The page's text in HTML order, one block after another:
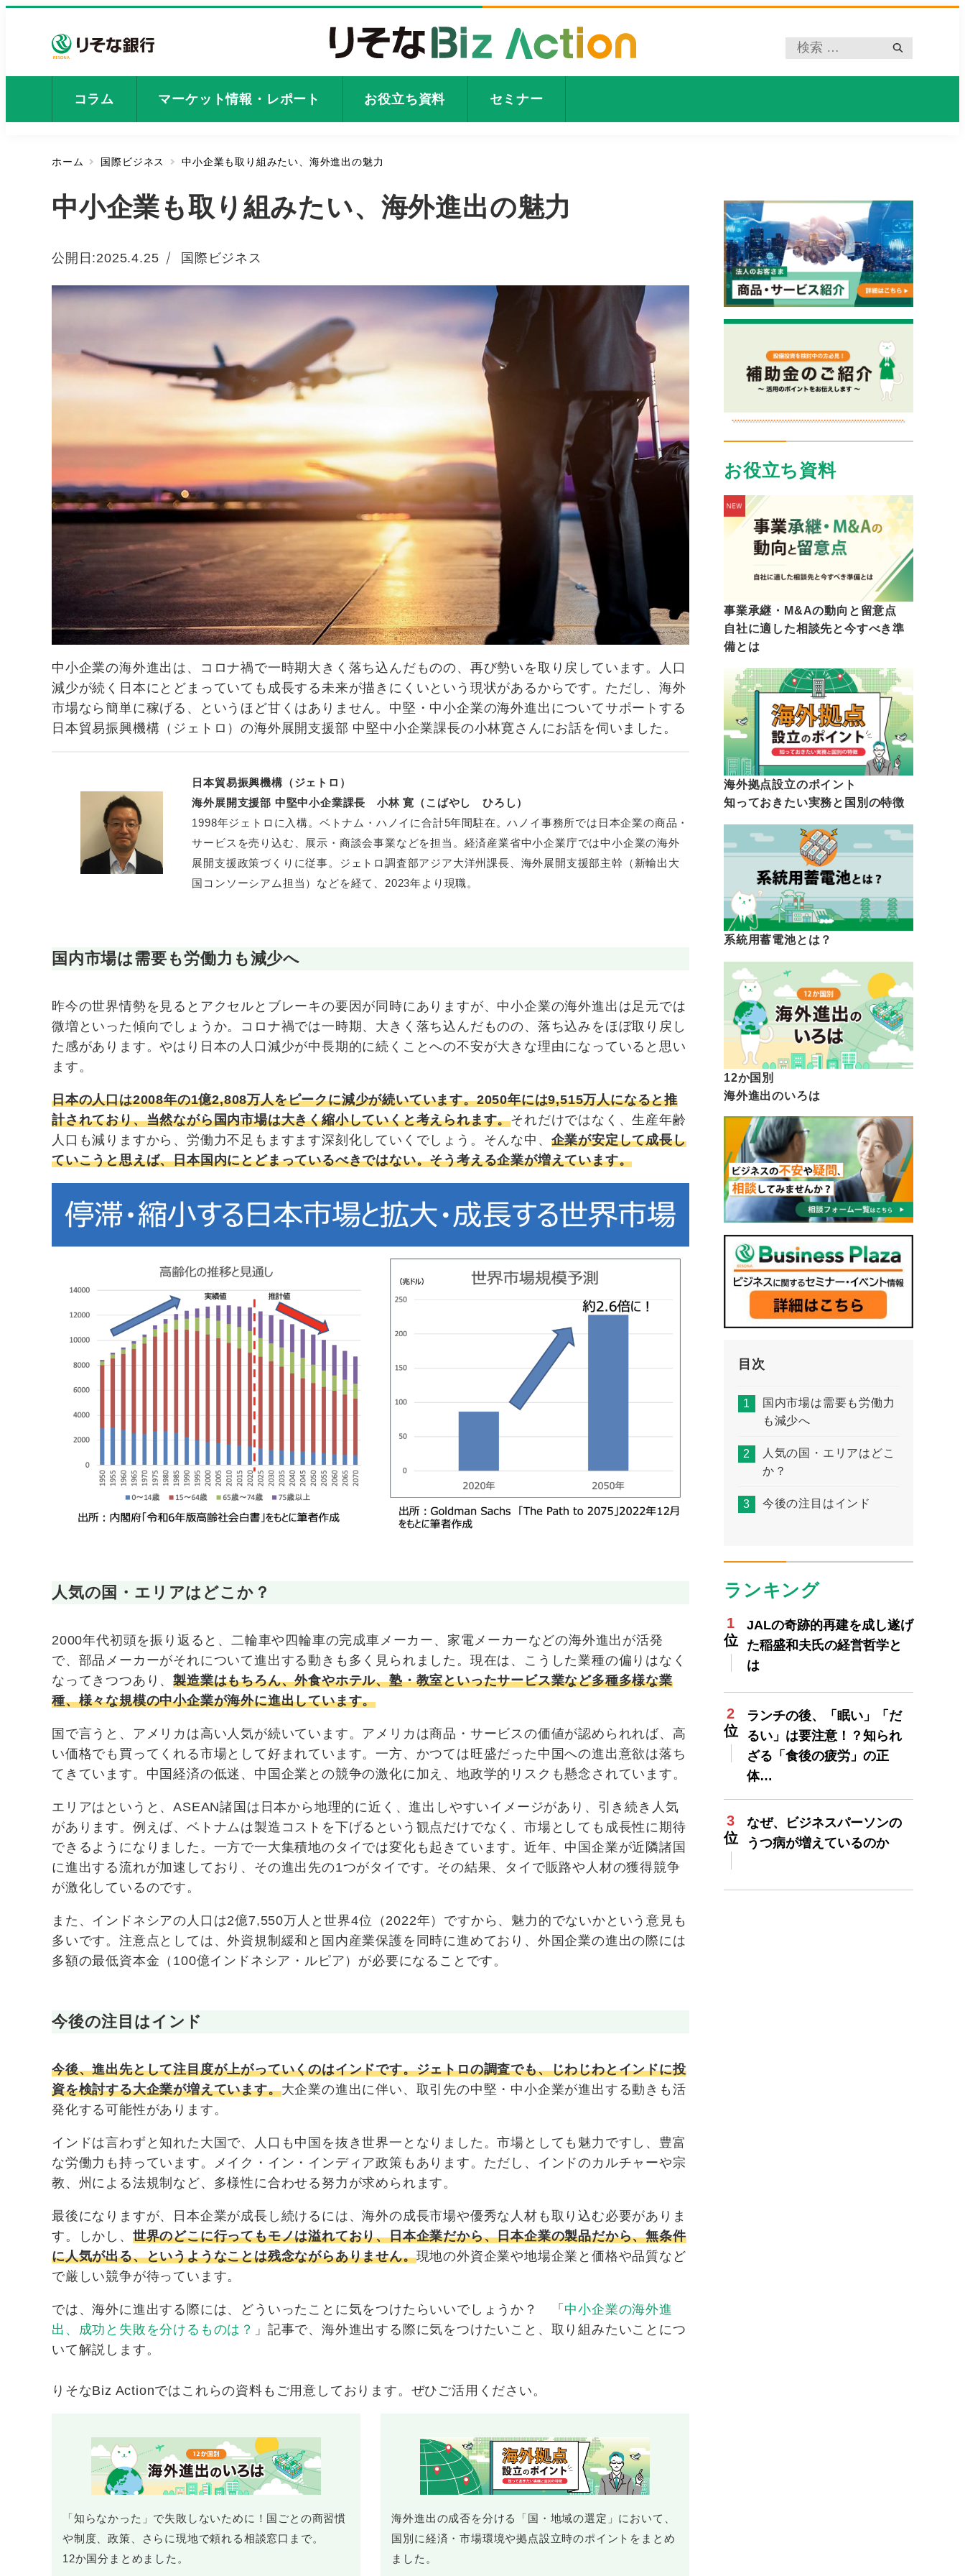
コ
プ
ホ
コラム マーケット情報・レポート お役立ち資料 セミナー
ホーム 国際ビジネス 中小企業も取り組みたい、海外進出の魅力
中小企業も取り組みたい、海外進出の魅力
公開日:
投稿日
2025.4.25 カテゴリー
国際ビジネス
中小企業の海外進出は、コロナ禍で一時期大きく落ち込んだものの、再び勢いを取り戻しています。人口
減少が続く日本にとどまっていても成長する未来が描きにくいという現状があるからです。ただし、海外
市場なら簡単に稼げる、というほど甘くはありません。中堅・中小企業の海外進出についてサポートする
日本貿易振興機構（ジェトロ）の海外展開支援部 中堅中小企業課長の小林寛さんにお話を伺いました。
日本貿易振興機構（ジェトロ）
海外展開支援部 中堅中小企業課長 小林 寛（こばやし ひろし）
1998年ジェトロに入構。ベトナム・ハノイに合計5年間駐在。ハノイ事務所では日本企業の商品・
サービスを売り込む、展示・商談会事業などを担当。経済産業省中小企業庁では中小企業の海外
展開支援政策づくりに従事。ジェトロ調査部アジア大洋州課長、海外展開支援部主幹（新輸出大
国コンソーシアム担当）などを経て、2023年より現職。
国内市場は需要も労働力も減少へ
昨今の世界情勢を見るとアクセルとブレーキの要因が同時にありますが、中小企業の海外進出は足元では
微増といった傾向でしょうか。コロナ禍では一時期、大きく落ち込んだものの、落ち込みをほぼ取り戻し
た感があります。やはり日本の人口減少が中長期的に続くことへの不安が大きな理由になっていると思い
ます。
日本の人口は2008年の1億2,808万人をピークに減少が続いています。2050年には9,515万人になると推
計されており、当然ながら国内市場は大きく縮小していくと考えられます。それだけではなく、生産年齢
人口も減りますから、労働力不足もますます深刻化していくでしょう。そんな中、 企業が安定して成長し
ていこうと思えば、日本国内にとどまっているべきではない。そう考える企業が増えています。
人気の国・エリアはどこか？
2000年代初頭を振り返ると、二輪車や四輪車の完成車メーカー、家電メーカーなどの海外進出が活発
で、部品メーカーがそれについて進出する動きも多く見られました。現在は、こうした業種の偏りはなく
なってきつつあり、製造業はもちろん、外食やホテル、塾・教室といったサービス業など多種多様な業
種、様々な規模の中小企業が海外に進出しています。
国で言うと、アメリカは高い人気が続いています。アメリカは商品・サービスの価値が認められれば、高
い価格でも買ってくれる市場として好まれています。一方、かつては旺盛だった中国への進出意欲は落ち
てきています。中国経済の低迷、中国企業との競争の激化に加え、地政学的リスクも懸念されています。
エリアはというと、ASEAN諸国は日本から地理的に近く、進出しやすいイメージがあり、引き続き人気
があります。例えば、ベトナムは製造コストを下げるという観点だけでなく、市場としても成長性に期待
できるようになりました。一方で一大集積地のタイでは変化も起きています。近年、中国企業が近隣諸国
に進出する流れが加速しており、その進出先の1つがタイです。その結果、タイで販路や人材の獲得競争
が激化しているのです。
また、インドネシアの人口は2億7,550万人と世界4位（2022年）ですから、魅力的でないかという意見も
多いです。注意点としては、外資規制緩和と国内産業保護を同時に進めており、外国企業の進出の際には
多額の最低資本金（100億インドネシア・ルピア）が必要になることです。
今後の注目はインド
今後、進出先として注目度が上がっていくのはインドです。ジェトロの調査でも、じわじわとインドに投
資を検討する大企業が増えています。大企業の進出に伴い、取引先の中堅・中小企業が進出する動きも活
発化する可能性があります。
インドは言わずと知れた大国で、人口も中国を抜き世界一となりました。市場としても魅力ですし、豊富
な労働力も持っています。メイク・イン・インディア政策もあります。ただし、インドのカルチャーや宗
教、州による法規制など、多様性に合わせる努力が求められます。
最後になりますが、日本企業が成長し続けるには、海外の成長市場や優秀な人材も取り込む必要がありま
す。しかし、 世界のどこに行ってもモノは溢れており、日本企業だから、日本企業の製品だから、無条件
に人気が出る、というようなことは残念ながらありません。現地の外資企業や地場企業と価格や品質など
で厳しい競争が待っています。
では、海外に進出する際には、どういったことに気をつけたらいいでしょうか？ 「 中小企業の海外進
出、成功と失敗を分けるものは？ 」記事で、海外進出する際に気をつけたいこと、取り組みたいことにつ
いて解説します。
りそなBiz Actionではこれらの資料もご用意しております。ぜひご活用ください。
「知らなかった」で失敗しないために！国ごとの商習慣
や制度、政策、さらに現地で頼れる相談窓口まで。
12か国分まとめました。
海外進出の成否を分ける「国・地域の選定」において、
国別に経済・市場環境や拠点設立時のポイントをまとめ
ました。
お役立ち資料
事業承継・M&Aの動向と留意点
自社に適した相談先と今すべき準
備とは
海外拠点設立のポイント
知っておきたい実務と国別の特徴
系統用蓄電池とは？
12か国別
海外進出のいろは
目次
国内市場は需要も労働力
も減少へ
人気の国・エリアはどこ
か？
今後の注目はインド
ランキング
JALの奇跡的再建を成し遂げ
た稲盛和夫氏の経営哲学と
は
ランチの後、「眠い」「だ
るい」は要注意！？知られ
ざる「食後の疲労」の正
体…
なぜ、ビジネスパーソンの
うつ病が増えているのか